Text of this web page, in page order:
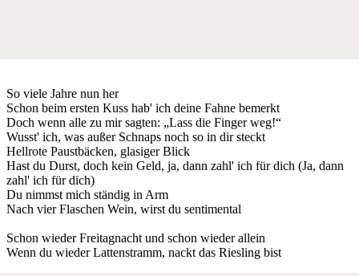
So viele Jahre nun her
Schon beim ersten Kuss hab' ich deine Fahne bemerkt
Doch wenn alle zu mir sagten: „Lass die Finger weg!“
Wusst' ich, was außer Schnaps noch so in dir steckt
Hellrote Paustbäcken, glasiger Blick
Hast du Durst, doch kein Geld, ja, dann zahl' ich für dich (Ja, dann
zahl' ich für dich)
Du nimmst mich ständig in Arm
Nach vier Flaschen Wein, wirst du sentimental
Schon wieder Freitagnacht und schon wieder allein
Wenn du wieder Lattenstramm, nackt das Riesling bist